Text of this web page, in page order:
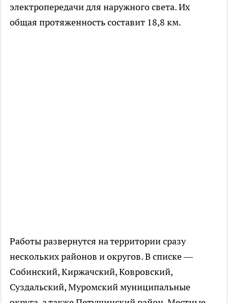
электропередачи для наружного света. Их
общая протяженность составит 18,8 км.
Работы развернутся на территории сразу
нескольких районов и округов. В списке —
Собинский, Киржачский, Ковровский,
Суздальский, Муромский муниципальные